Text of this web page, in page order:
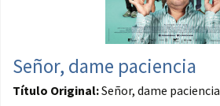
Señor, dame paciencia
Título Original:Señor, dame paciencia